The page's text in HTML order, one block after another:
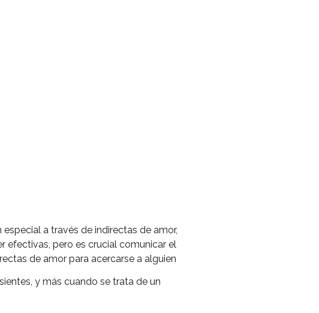
a través de indirectas de amor,
efectivas, pero es crucial comunicar el
de amor para acercarse a alguien
y más cuando se trata de un